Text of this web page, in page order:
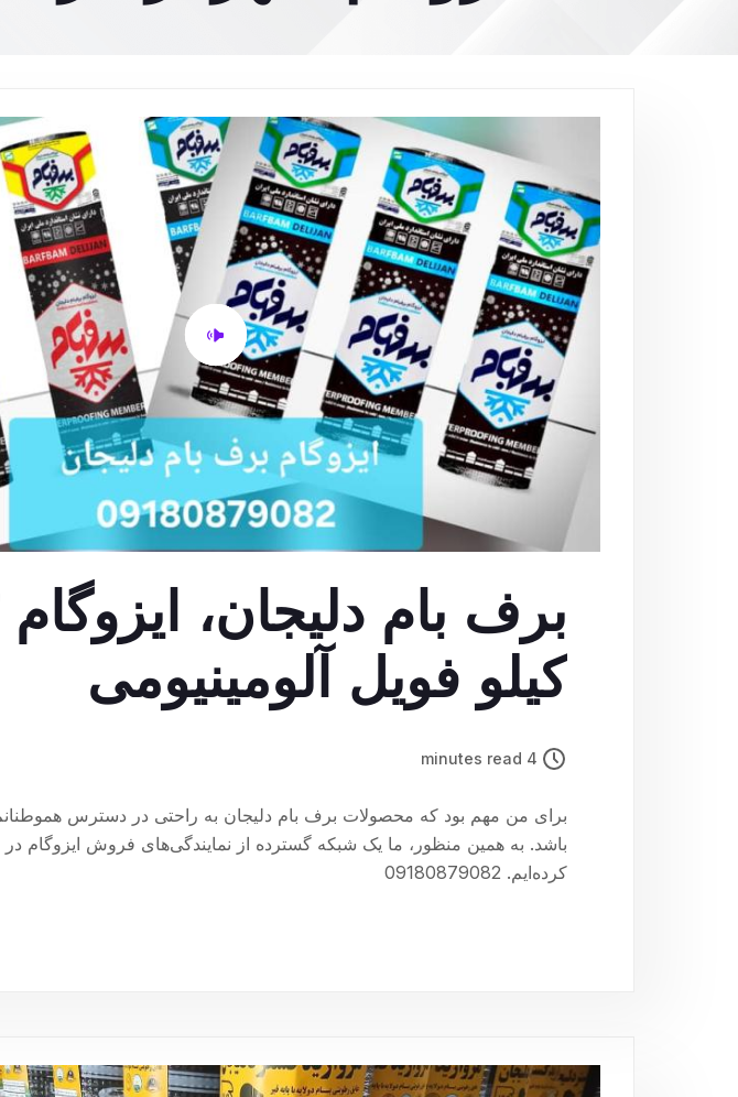
کیلو فویل آلومینیومی
4 minutes read
برای من مهم بود که محصولات برف بام دلیجان به راحتی در دسترس
باشد. به همین منظور، ما یک شبکه گسترده از نمایندگی‌های فروش ایزوگام در
کرده‌ایم. 09180879082